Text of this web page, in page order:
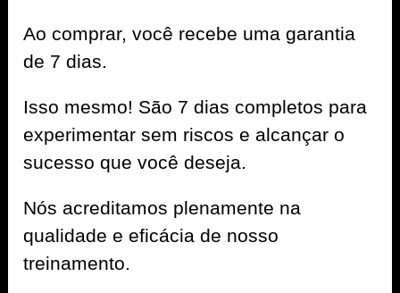
Ao comprar, você recebe uma garantia
de 7 dias.
Isso mesmo! São 7 dias completos para
experimentar sem riscos e alcançar o
sucesso que você deseja.
Nós acreditamos plenamente na
qualidade e eficácia de nosso
treinamento.